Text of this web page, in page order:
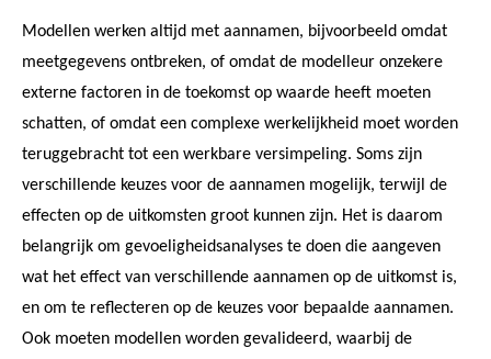
Modellen werken altijd met aannamen, bijvoorbeeld omdat
meetgegevens ontbreken, of omdat de modelleur onzekere
externe factoren in de toekomst op waarde heeft moeten
schatten, of omdat een complexe werkelijkheid moet worden
teruggebracht tot een werkbare versimpeling. Soms zijn
verschillende keuzes voor de aannamen mogelijk, terwijl de
effecten op de uitkomsten groot kunnen zijn. Het is daarom
belangrijk om gevoeligheidsanalyses te doen die aangeven
wat het effect van verschillende aannamen op de uitkomst is,
en om te reflecteren op de keuzes voor bepaalde aannamen.
Ook moeten modellen worden gevalideerd, waarbij de